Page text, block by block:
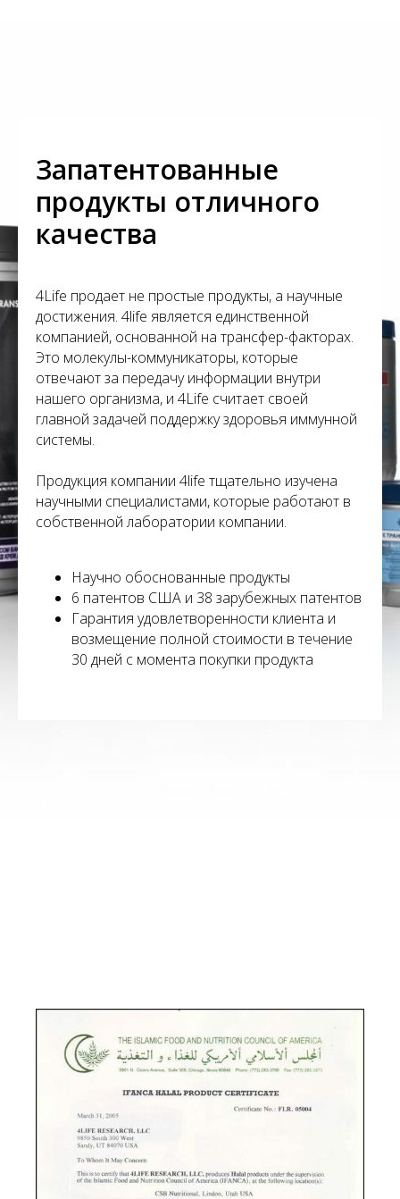
Запатентованные
продукты отличного
качества
4Life продает не простые продукты, а научные
достижения. 4life является единственной
компанией, основанной на трансфер-факторах.
Это молекулы-коммуникаторы, которые
отвечают за передачу информации внутри
нашего организма, и 4Life считает своей
главной задачей поддержку здоровья иммунной
системы.
Продукция компании 4life тщательно изучена
научными специалистами, которые работают в
собственной лаборатории компании.
Научно обоснованные продукты
6 патентов США и 38 зарубежных патентов
Гарантия удовлетворенности клиента и
возмещение полной стоимости в течение
30 дней с момента покупки продукта